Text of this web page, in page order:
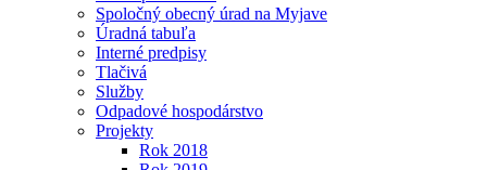
Spoločný obecný úrad na Myjave
Úradná tabuľa
Interné predpisy
Tlačivá
Služby
Odpadové hospodárstvo
Projekty
Rok 2018